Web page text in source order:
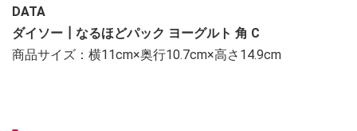
DATA
ダイソー┃なるほどパック ヨーグルト 角 C
商品サイズ：横11cm×奥行10.7cm×高さ14.9cm